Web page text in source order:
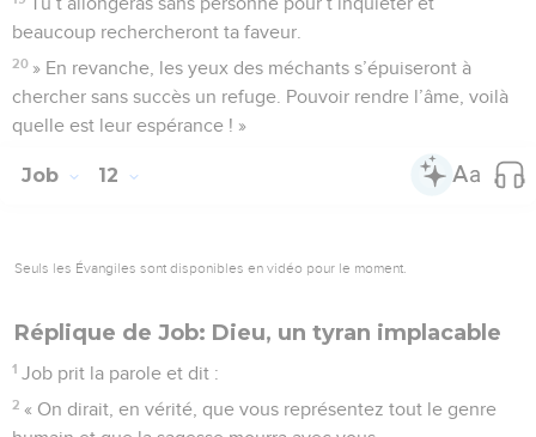
beaucoup rechercheront ta faveur.
20 » En revanche, les yeux des méchants s’épuiseront à
chercher sans succès un refuge. Pouvoir rendre l’âme, voilà
quelle est leur espérance ! »
Job 12
Seuls les Évangiles sont disponibles en vidéo pour le moment.
Réplique de Job: Dieu, un tyran implacable
1 Job prit la parole et dit :
2 « On dirait, en vérité, que vous représentez tout le genre